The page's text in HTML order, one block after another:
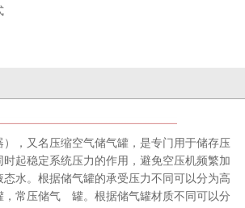
），又名压缩空气储气罐，是专门用于储存压
起稳定系统压力的作用，避免空压机频繁加
水。根据储气罐的承受压力不同可以分为高
，常压储气 罐。根据储气罐材质不同可以分